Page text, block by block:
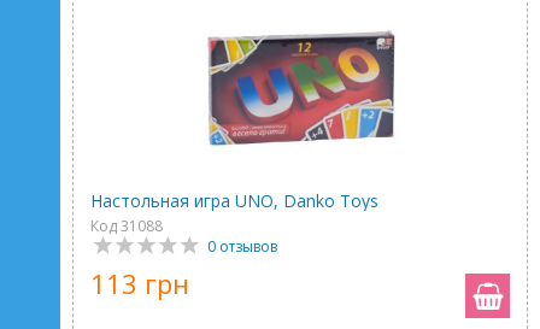
Настольная игра UNO, Danko Toys
Код 31088
0 отзывов
113 грн